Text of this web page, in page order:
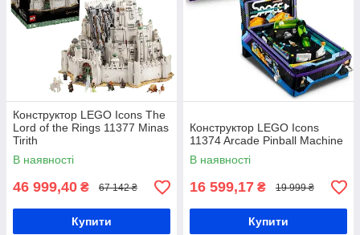
Конструктор LEGO Icons The
Lord of the Rings 11377 Minas
Tirith
В наявності
46 999,40 ₴ 67 142 ₴
Купити
Конструктор LEGO Icons
11374 Arcade Pinball Machine
В наявності
16 599,17 ₴ 19 999 ₴
Купити